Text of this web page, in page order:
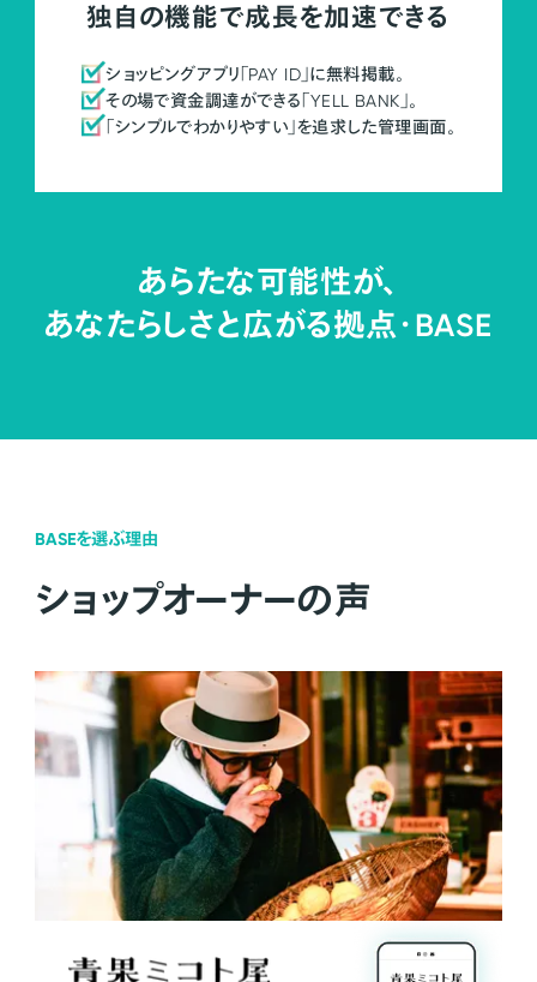
独自の機能で成長を加速できる
ショッピングアプリ「PAY ID」に無料掲載。
その場で資金調達ができる「YELL BANK」。
「シンプルでわかりやすい」を追求した管理画面。
あらたな可能性が、
あなたらしさと広がる拠点・BASE
BASEを選ぶ理由
ショップオーナーの声